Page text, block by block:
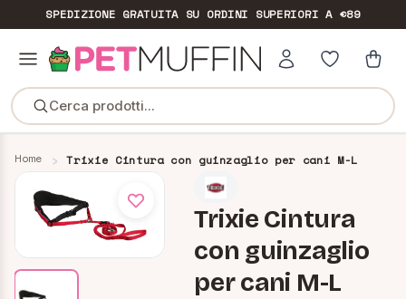
SPEDIZIONE GRATUITASU ORDINI SUPERIORI A €89
Cerca prodotti...
Home Trixie Cintura con guinzaglio per cani M-L
Trixie Cintura
con guinzaglio
per cani M-L